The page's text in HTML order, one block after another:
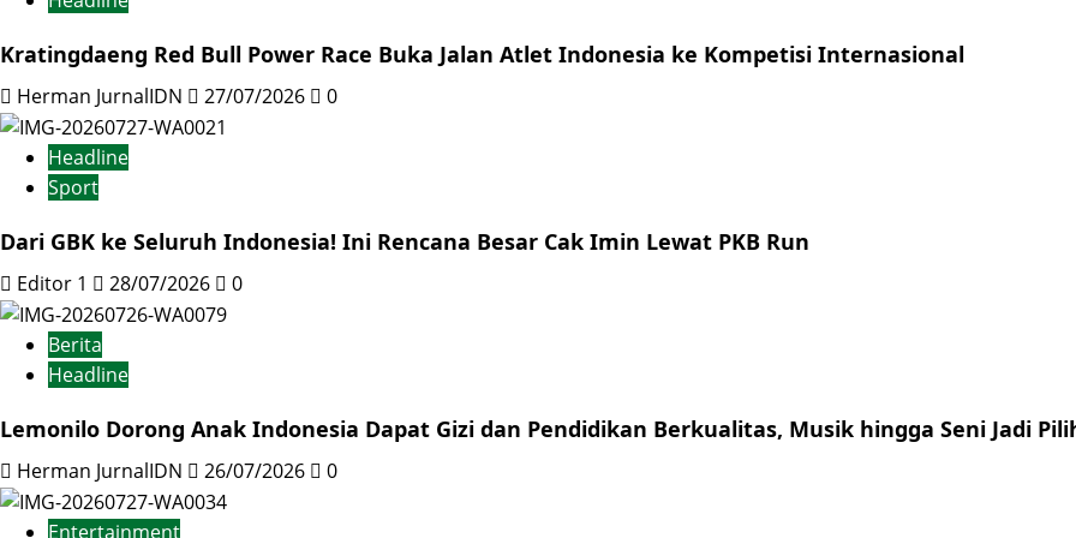
Kratingdaeng Red Bull Power Race Buka Jalan Atlet Indonesia ke Kompetisi Internasional
Herman JurnalIDN 27/07/2026 0
Headline
Sport
Dari GBK ke Seluruh Indonesia! Ini Rencana Besar Cak Imin Lewat PKB Run
Editor 1 28/07/2026 0
Berita
Headline
Lemonilo Dorong Anak Indonesia Dapat Gizi dan Pendidikan Berkualitas, Musik hingga Seni Jadi
Herman JurnalIDN 26/07/2026 0
Entertainment